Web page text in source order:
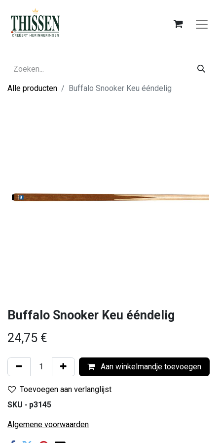
Alle producten Buffalo Snooker Keu ééndelig
Buffalo Snooker Keu ééndelig
24,75 €
Aan winkelmandje toevoegen
Toevoegen aan verlanglijst
SKU - p3145
Algemene voorwaarden